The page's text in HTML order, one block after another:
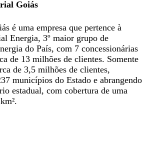
Goiás
é uma empresa que pertence à
Energia, 3º maior grupo de
do País, com 7 concessionárias
de 13 milhões de clientes. Somente
de 3,5 milhões de clientes,
municípios do Estado e abrangendo
estadual, com cobertura de uma